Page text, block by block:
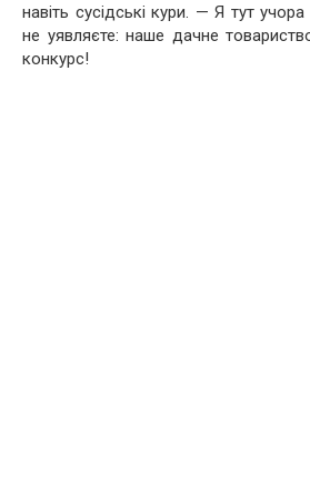
навіть сусідські кури. — Я тут учора
не уявляєте: наше дачне
конкурс!